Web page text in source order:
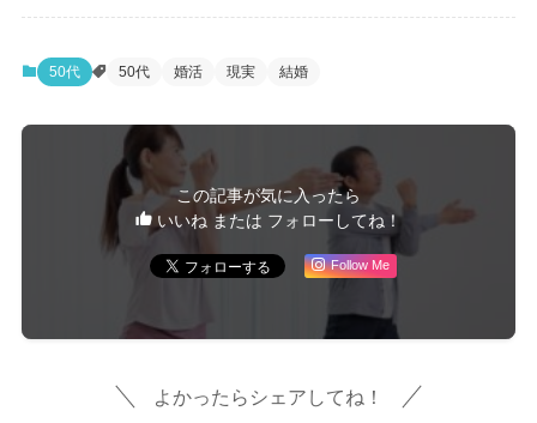
50代 50代 婚活 現実 結婚
この記事が気に入ったら
いいね または フォローしてね！
Follow Me
よかったらシェアしてね！